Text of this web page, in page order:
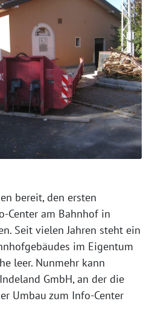
bereit, den ersten
Center am Bahnhof in
Seit vielen Jahren steht ein
im Eigentum
leer. Nunmehr kann
GmbH, an der die
Umbau zum Info-Center